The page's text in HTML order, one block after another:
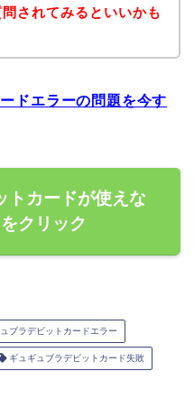
されてみるといいかも
ドエラーの問題を今す
トカードが使えな
クリック
ブラデビットカードエラー
ギュギュブラデビットカード失敗